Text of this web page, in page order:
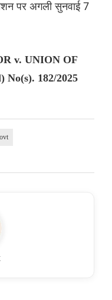
पर अगली सुनवाई 7
v. UNION OF
182/2025